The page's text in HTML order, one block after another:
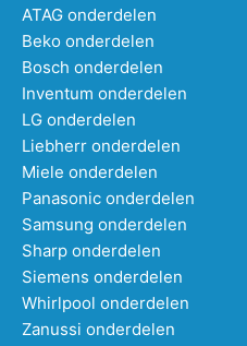
ATAG onderdelen
Beko onderdelen
Bosch onderdelen
Inventum onderdelen
LG onderdelen
Liebherr onderdelen
Miele onderdelen
Panasonic onderdelen
Samsung onderdelen
Sharp onderdelen
Siemens onderdelen
Whirlpool onderdelen
Zanussi onderdelen